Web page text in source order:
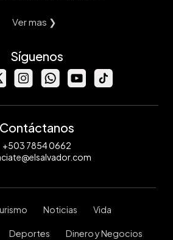
Ver mas ❯
Síguenos
Contáctanos
+503 7854 0662
Noticias Vida
Deportes Dinero y Negocios